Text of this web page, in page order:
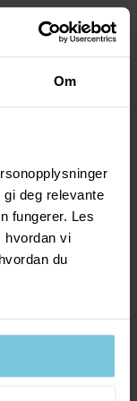
Om
deg relevante
fungerer. Les
hvordan vi
du
er 1–4 dager. I